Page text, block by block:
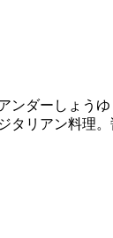
ンダー しょうゆ
リアン料理。